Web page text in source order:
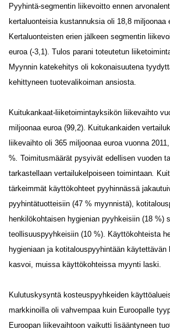
Pyyhintä-segmentin liikevoitto ennen
kertaluonteisia kustannuksia oli 18,8 miljoonaa
Kertaluonteisten erien jälkeen segmentin
euroa (-3,1). Tulos parani toteutetun
Myynnin katekehitys oli kokonaisuutena
kehittyneen tuotevalikoiman ansiosta.
Kuitukankaat-liiketoimintayksikön liikevaihto
miljoonaa euroa (99,2). Kuitukankaiden
liikevaihto oli 365 miljoonaa euroa vuonna
%. Toimitusmäärät pysyivät edellisen vuoden
tarkastellaan vertailukelpoiseen toimintaan.
tärkeimmät käyttökohteet pyyhinnässä
pyyhintätuotteisiin (47 % myynnistä),
henkilökohtaisen hygienian pyyhkeisiin (18 %)
teollisuuspyyhkeisiin (10 %). Käyttökohteista
hygieniaan ja kotitalouspyyhintään käytettävän
kasvoi, muissa käyttökohteissa myynti laski.
Kulutuskysyntä kosteuspyyhkeiden
markkinoilla oli vahvempaa kuin Euroopalle
Euroopan liikevaihtoon vaikutti lisääntyneen